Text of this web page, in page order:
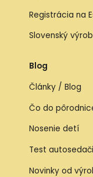
Registrácia na
Slovenský
Blog
Články / Blog
Čo do
Nosenie detí
Test
Novinky od